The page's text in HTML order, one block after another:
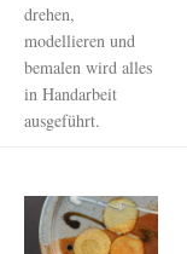
drehen,
modellieren und
bemalen wird alles
in Handarbeit
ausgeführt.